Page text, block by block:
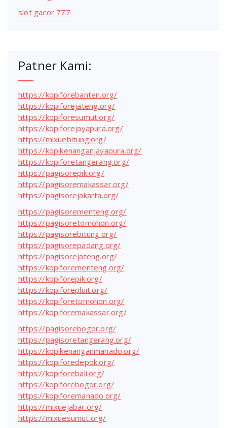
slot gacor 777
Patner Kami:
https://kopiforebanten.org/
https://kopiforejateng.org/
https://kopiforesumut.org/
https://kopiforejayapura.org/
https://mixuebitung.org/
https://kopikenanganjayapura.org/
https://kopiforetangerang.org/
https://pagisorepik.org/
https://pagisoremakassar.org/
https://pagisorejakarta.org/
https://pagisorementeng.org/
https://pagisoretomohon.org/
https://pagisorebitung.org/
https://pagisorepadang.org/
https://pagisorejateng.org/
https://kopiforementeng.org/
https://kopiforepik.org/
https://kopiforepluit.org/
https://kopiforetomohon.org/
https://kopiforemakassar.org/
https://pagisorebogor.org/
https://pagisoretangerang.org/
https://kopikenanganmanado.org/
https://kopiforedepok.org/
https://kopiforebali.org/
https://kopiforebogor.org/
https://kopiforemanado.org/
https://mixuejabar.org/
https://mixuesumut.org/